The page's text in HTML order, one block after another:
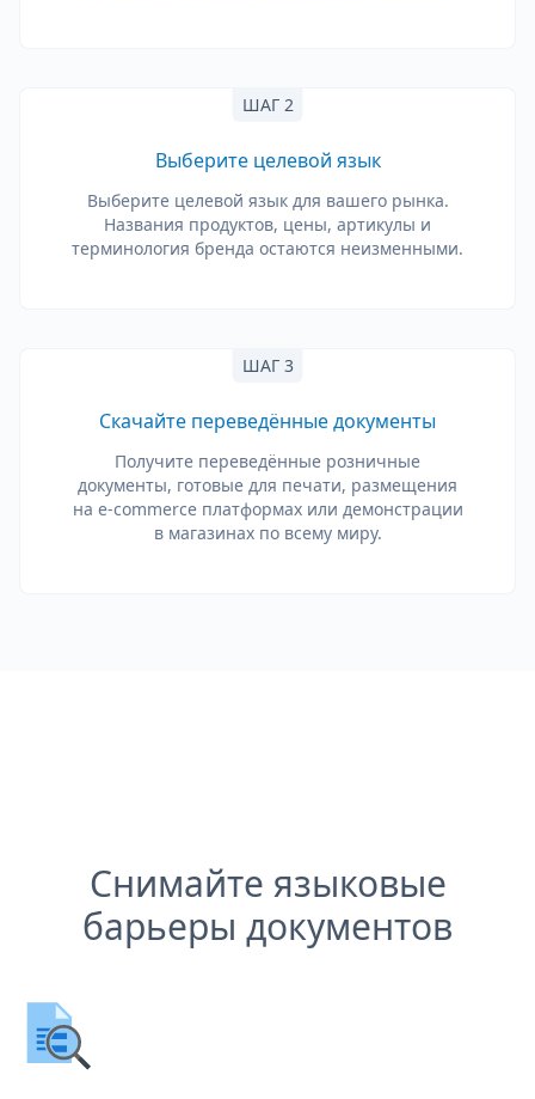
ШАГ 2
Выберите целевой язык
Выберите целевой язык для вашего рынка.
Названия продуктов, цены, артикулы и
терминология бренда остаются неизменными.
ШАГ 3
Скачайте переведённые документы
Получите переведённые розничные
документы, готовые для печати, размещения
на e-commerce платформах или демонстрации
в магазинах по всему миру.
Снимайте языковые
барьеры документов